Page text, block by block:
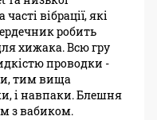
вібрації, які
робить
хижака. Всю гру
проводки -
тим вища
і навпаки. Блешня
з вабиком.